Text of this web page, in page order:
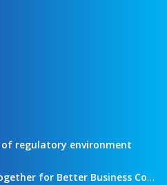
regulatory environment
NALED Agenda 2021 - Together for Better Business Conditions